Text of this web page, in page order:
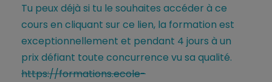
Tu peux déjà si tu le souhaites accéder à ce
cours en cliquant sur ce lien, la formation est
exceptionnellement et pendant 4 jours à un
prix défiant toute concurrence vu sa qualité.
https://formations.ecole-